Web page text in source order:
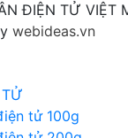
ĐIỆN TỬ VIỆT
webideas.vn
tử 100g